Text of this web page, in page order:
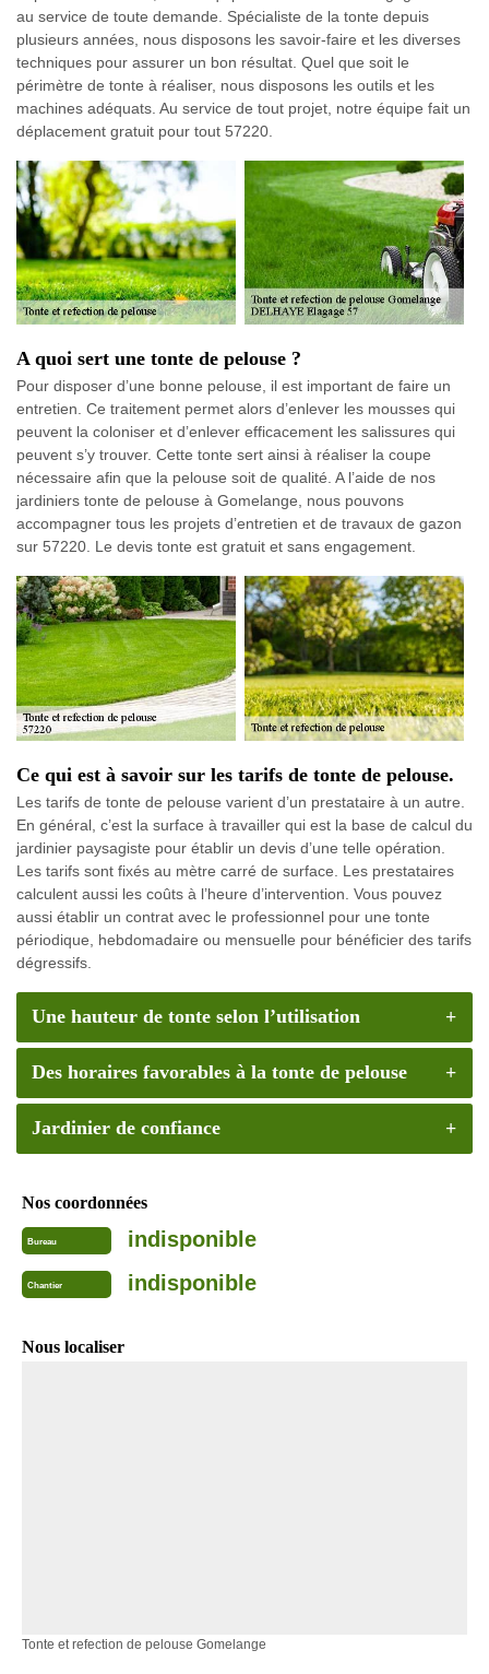
au service de toute demande. Spécialiste de la tonte depuis
plusieurs années, nous disposons les savoir-faire et les diverses
techniques pour assurer un bon résultat. Quel que soit le
périmètre de tonte à réaliser, nous disposons les outils et les
machines adéquats. Au service de tout projet, notre équipe fait un
déplacement gratuit pour tout 57220.
A quoi sert une tonte de pelouse ?
Pour disposer d’une bonne pelouse, il est important de faire un
entretien. Ce traitement permet alors d’enlever les mousses qui
peuvent la coloniser et d’enlever efficacement les salissures qui
peuvent s’y trouver. Cette tonte sert ainsi à réaliser la coupe
nécessaire afin que la pelouse soit de qualité. A l’aide de nos
jardiniers tonte de pelouse à Gomelange, nous pouvons
accompagner tous les projets d’entretien et de travaux de gazon
sur 57220. Le devis tonte est gratuit et sans engagement.
Ce qui est à savoir sur les tarifs de tonte de pelouse.
Les tarifs de tonte de pelouse varient d’un prestataire à un autre.
En général, c’est la surface à travailler qui est la base de calcul du
jardinier paysagiste pour établir un devis d’une telle opération.
Les tarifs sont fixés au mètre carré de surface. Les prestataires
calculent aussi les coûts à l’heure d’intervention. Vous pouvez
aussi établir un contrat avec le professionnel pour une tonte
périodique, hebdomadaire ou mensuelle pour bénéficier des tarifs
dégressifs.
Une hauteur de tonte selon l’utilisation
Des horaires favorables à la tonte de pelouse
Jardinier de confiance
Nos coordonnées
Bureau indisponible
Chantier indisponible
Nous localiser
Tonte et refection de pelouse Gomelange